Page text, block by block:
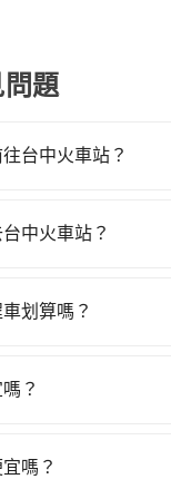
題
台中火車站？
鐵可搭乘。假設
費400元後，抵
按表收費，看乘
，最多可再節省
中火車站？
租隨借的iRent應
但額外的汽車保
都好像在開樂透
划算嗎？
計程車隊，如合
。再加上宜蘭縣有
？
並無特別針對來
嗎？